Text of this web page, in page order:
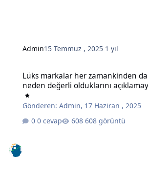
Admin15 Temmuz , 2025 1 yıl
Lüks markalar her zamankinden
neden değerli olduklarını
Gönderen:Admin, 17 Haziran , 2025
0 cevap
608 görüntü